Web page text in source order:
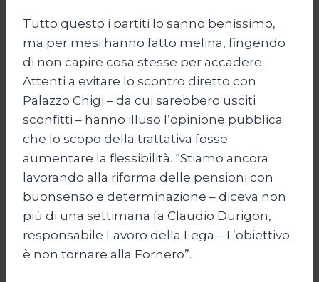
Tutto questo i partiti lo sanno benissimo,
ma per mesi hanno fatto melina, fingendo
di non capire cosa stesse per accadere.
Attenti a evitare lo scontro diretto con
Palazzo Chigi – da cui sarebbero usciti
sconfitti – hanno illuso l’opinione pubblica
che lo scopo della trattativa fosse
aumentare la flessibilità. “Stiamo ancora
lavorando alla riforma delle pensioni con
buonsenso e determinazione – diceva non
più di una settimana fa Claudio Durigon,
responsabile Lavoro della Lega – L’obiettivo
è non tornare alla Fornero”.